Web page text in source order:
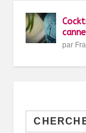
par
Search
for: